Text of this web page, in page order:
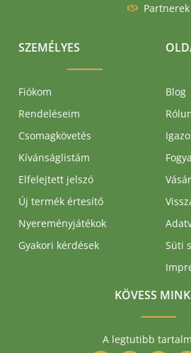
Partnerek
SZEMÉLYES
Fiókom
Rendeléseim
Csomagkövetés
Kívánságlistám
Elfelejtett jelszó
Új termék értesítő
Nyereményjátékok
Gyakori kérdések
Blog
Süti
KÖVESS
A legtutibb